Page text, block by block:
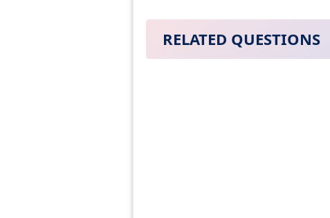
RELATED QUESTIONS